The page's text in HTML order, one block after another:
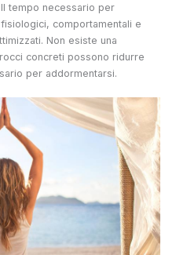
tempo necessario per
comportamentali e
Non esiste una
concreti possono ridurre
per addormentarsi.